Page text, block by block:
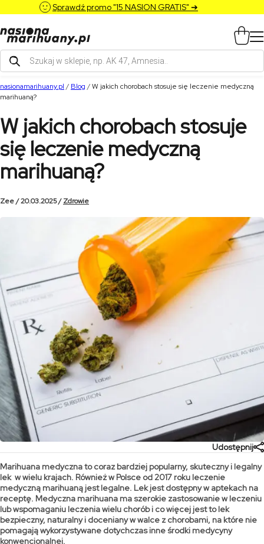
Sprawdź promo "15 NASION GRATIS" ➔
Wyszukiwarka
produktów
nasionamarihuany.pl / Blog /W jakich chorobach stosuje się leczenie medyczną
marihuaną?
W jakich chorobach stosuje
się leczenie medyczną
marihuaną?
Zee / 20.03.2025 /Zdrowie
Udostępnij
Marihuana medyczna to coraz bardziej popularny, skuteczny i legalny
lek w wielu krajach. Również w Polsce od 2017 roku leczenie
medyczną marihuaną jest legalne. Lek jest dostępny w aptekach na
receptę. Medyczna marihuana ma szerokie zastosowanie w leczeniu
lub wspomaganiu leczenia wielu chorób i co więcej jest to lek
bezpieczny, naturalny i doceniany w walce z chorobami, na które nie
pomagają wykorzystywane dotychczas inne środki medycyny
konwencjonalnej.